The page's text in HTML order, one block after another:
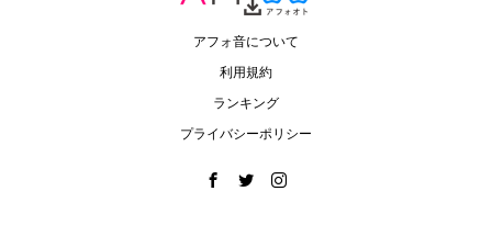
アフォ音について
利用規約
ランキング
プライバシーポリシー